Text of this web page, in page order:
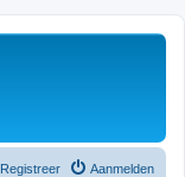
Aanmelden
Registreer